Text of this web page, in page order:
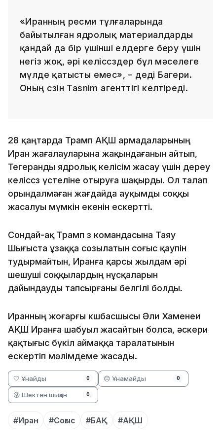
«Иранның ресми тұлғаларында
байытылған ядролық материалдарды
қандай да бір үшінші елдерге беру үшін
негіз жоқ, әрі келіссөздер бұл мәселеге
мүлде қатысты емес», – деді Багери.
Оның сөзін Tasnim агенттігі келтіреді.
28 қаңтарда Трамп АҚШ армадаларының
Иран жағалауларына жақындағанын айтып,
Тегеранды ядролық келісім жасау үшін дереу
келіссөз үстеліне отыруға шақырды. Ол талап
орындалмаған жағдайда ауқымды соққы
жасалуы мүмкін екенін ескертті.
Сондай-ақ Трамп өз командасына Таяу
Шығыста ұзаққа созылатын соғыс қаупін
тудырмайтын, Иранға қарсы жылдам әрі
шешуші соққылардың нұсқаларын
дайындауды тапсырғаны белгілі болды.
Иранның жоғарғы көшбасшысы Әли Хаменеи
АҚШ Иранға шабуыл жасайтын болса, әскери
қақтығыс бүкіл аймаққа таралатынын
ескертіп мәлімдеме жасады.
🤍 Ұнайды 0 😞 Ұнамайды 0
😡 Шектен шыққан 0
#Иран #Соғыс #БАҚ #АҚШ